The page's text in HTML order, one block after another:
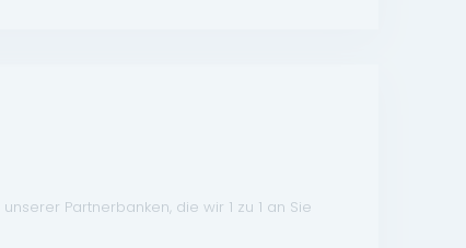
Partnerbanken, die wir 1 zu 1 an Sie